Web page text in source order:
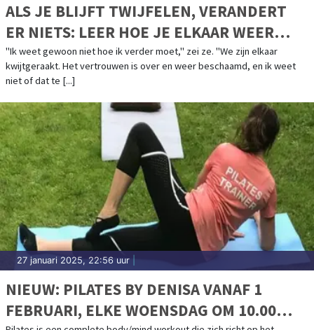
ALS JE BLIJFT TWIJFELEN, VERANDERT
ER NIETS: LEER HOE JE ELKAAR WEER
KUNT VERTROUWEN EN BEGRIJPEN
"Ik weet gewoon niet hoe ik verder moet," zei ze. "We zijn elkaar
kwijtgeraakt. Het vertrouwen is over en weer beschaamd, en ik weet
niet of dat te [...]
27 januari 2025, 22:56 uur
NIEUW: PILATES BY DENISA VANAF 1
FEBRUARI, ELKE WOENSDAG OM 10.00